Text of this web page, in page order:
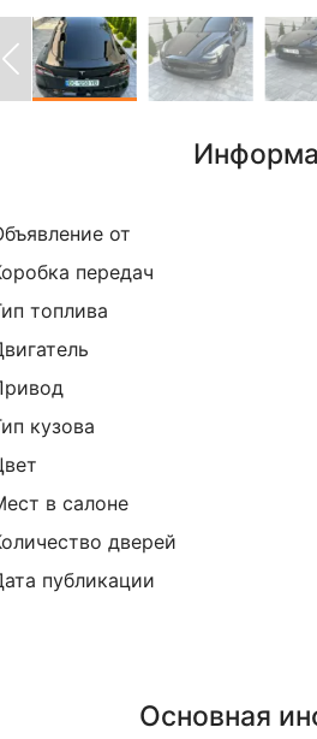
Объявление от
Коробка передач
Тип топлива
Двигатель
Привод
Тип кузова
Цвет
Мест в салоне
Количество дверей
Дата публикации
Основная